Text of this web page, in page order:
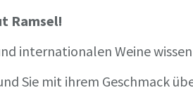
Ramsel!
internationalen Weine
Sie mit ihrem Geschmack